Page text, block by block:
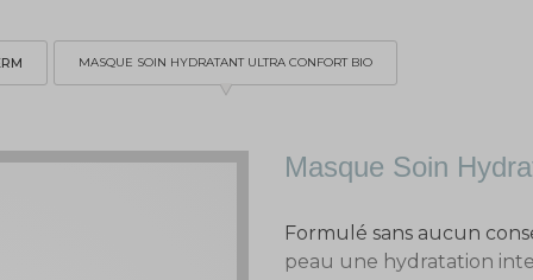
MASQUE SOIN HYDRATANT ULTRA CONFORT BIO
Masque Soin
Formulé sans aucun
peau une hydratation